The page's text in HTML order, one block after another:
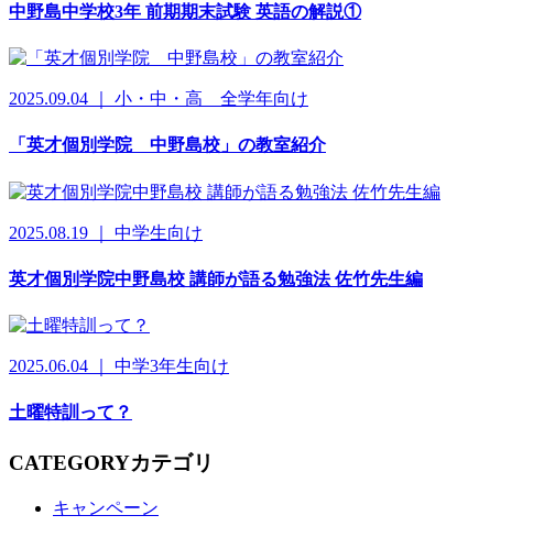
中野島中学校3年 前期期末試験 英語の解説①
2025.09.04 ｜ 小・中・高 全学年向け
「英才個別学院 中野島校」の教室紹介
2025.08.19 ｜ 中学生向け
英才個別学院中野島校 講師が語る勉強法 佐竹先生編
2025.06.04 ｜ 中学3年生向け
土曜特訓って？
CATEGORYカテゴリ
キャンペーン